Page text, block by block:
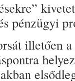
pénzügyi
illetően